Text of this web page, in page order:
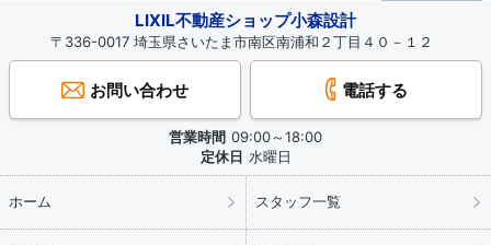
LIXIL不動産ショップ小森設計
〒336-0017 埼玉県さいたま市南区南浦和２丁目４０－１２
お問い合わせ 電話する
営業時間 09:00～18:00
定休日 水曜日
ホーム スタッフ一覧